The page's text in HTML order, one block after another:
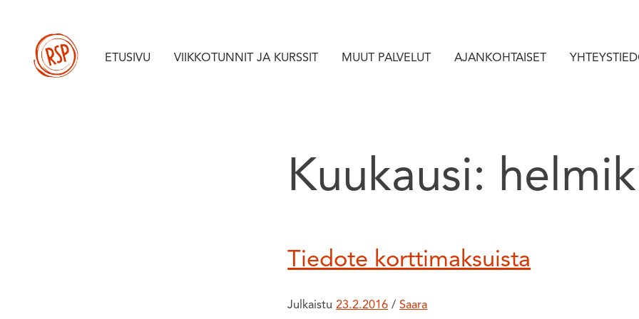
content
ETUSIVU VIIKKOTUNNIT JA KURSSIT MUUT PALVELUT AJANKOHTAISET
Kuukausi:
Tiedote korttimaksuista
Julkaistu23.2.2016 /Saara